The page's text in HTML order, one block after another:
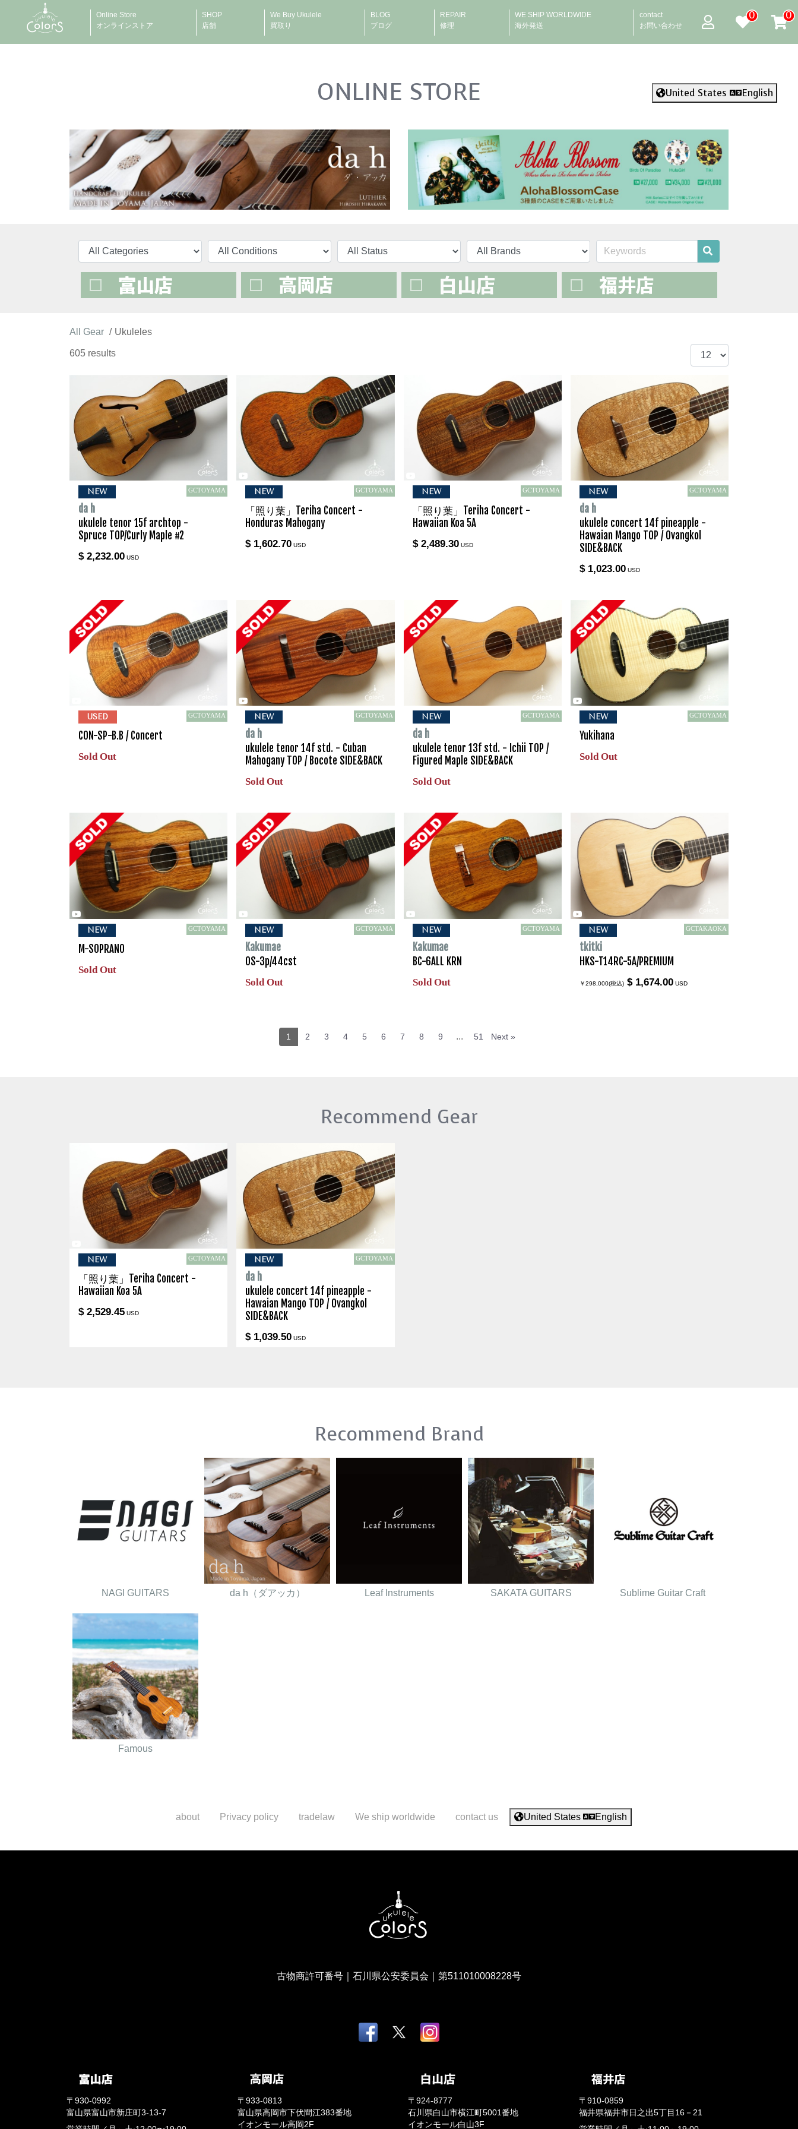
Online Store
オンラインストア
SHOP
店舗
We Buy Ukulele
買取り
BLOG
ブログ
REPAIR
修理
WE SHIP WORLDWIDE
海外発送
contact
お問い合わせ
0 0
ONLINE STORE United States English
All Gear Ukuleles
605 results
NEW GCTOYAMA
da h
ukulele tenor 15f archtop -
Spruce TOP/Curly Maple #2
$ 2,232.00 USD
NEW GCTOYAMA
「照り葉」Teriha Concert -
Honduras Mahogany
$ 1,602.70 USD
NEW GCTOYAMA
「照り葉」Teriha Concert -
Hawaiian Koa 5A
$ 2,489.30USD
NEW GCTOYAMA
da h
ukulele concert 14f pineapple -
Hawaian Mango TOP / Ovangkol
SIDE&BACK
$ 1,023.00USD
USED GCTOYAMA
CON-SP-B.B / Concert
Sold Out
NEW GCTOYAMA
da h
ukulele tenor 14f std. - Cuban
Mahogany TOP / Bocote SIDE&BACK
Sold Out
NEW GCTOYAMA
da h
ukulele tenor 13f std. - Ichii TOP /
Figured Maple SIDE&BACK
Sold Out
NEW GCTOYAMA
Yukihana
Sold Out
NEW GCTOYAMA
M-SOPRANO
Sold Out
NEW GCTOYAMA
Kakumae
OS-3p/44cst
Sold Out
NEW GCTOYAMA
Kakumae
BC-6ALL KRN
Sold Out
NEW GCTAKAOKA
tkitki
HKS-T14RC-5A/PREMIUM
￥298,000(税込) $ 1,674.00USD
1 2 3 4 5 6 7 8 9 ... 51 Next »
Recommend Gear
NEW GCTOYAMA
「照り葉」Teriha Concert -
Hawaiian Koa 5A
$ 2,529.45 USD
NEW GCTOYAMA
da h
ukulele concert 14f pineapple -
Hawaian Mango TOP / Ovangkol
SIDE&BACK
$ 1,039.50 USD
Recommend Brand
NAGI GUITARS da h（ダアッカ） Leaf Instruments SAKATA GUITARS Sublime Guitar Craft
Famous
about Privacy policy tradelaw We ship worldwide contact us United States English
古物商許可番号｜石川県公安委員会｜第511010008228号
〒930-0992
富山県富山市新庄町3-13-7
〒933-0813
富山県高岡市下伏間江383番地
イオンモール高岡2F
〒924-8777
石川県白山市横江町5001番地
イオンモール白山3F
〒910-0859
福井県福井市日之出5丁目16－21